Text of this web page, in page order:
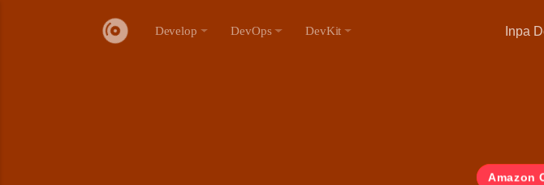
Amazon
Inpa
Develop DevOps DevKit